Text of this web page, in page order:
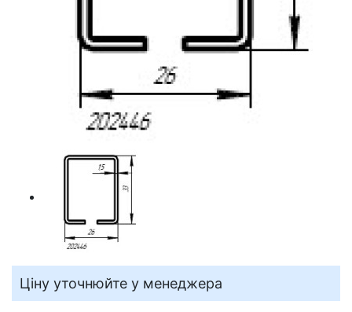
Ціну уточнюйте у менеджера